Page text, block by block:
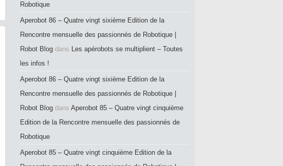
Robotique
Aperobot 86 – Quatre vingt sixième Edition de la
Rencontre mensuelle des passionnés de Robotique |
Robot Blog dans Les apérobots se multiplient – Toutes
les infos !
Aperobot 86 – Quatre vingt sixième Edition de la
Rencontre mensuelle des passionnés de Robotique |
Robot Blog dans Aperobot 85 – Quatre vingt cinquième
Edition de la Rencontre mensuelle des passionnés de
Robotique
Aperobot 85 – Quatre vingt cinquième Edition de la